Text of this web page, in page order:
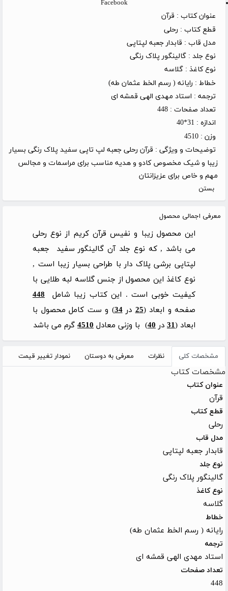
Facebook
عنوان کتاب : قرآن
قطع کتاب : رحلی
مدل قاب : قابدار جعبه لپتاپی
نوع جلد : گالینگور پلاک رنگی
نوع کاغذ : گلاسه
خطاط : رایانه ( رسم الخط عثمان طه)
ترجمه : استاد مهدی الهی قمشه ای
تعداد صفحات : 448
اندازه : 31*40
وزن : 4510
توضیحات و ویژگی : قرآن رحلی جعبه لپ تاپی سفید پلاک رنگی بسیار
زیبا و شیک مخصوص کادو و هدیه مناسب برای مراسمات و مجالس
مهم و خاص برای عزیزانتان
بستن
معرفی اجمالی محصول
این محصول زیبا و نفیس قرآن کریم از نوع رحلی
می باشد , که نوع جلد آن گالینگور سفید جعبه
لپتاپی برشی پلاک دار با طراحی بسیار زیبا است ,
نوع کاغذ این محصول از جنس گلاسه لبه طلایی با
کیفیت خوبی است . این کتاب زیبا شامل 448
صفحه و ابعاد (25در34) و ست کامل محصول با
ابعاد (31 در 40) با وزنی معادل 4510 گرم می باشد
مشخصات کلی نظرات معرفی به دوستان نمودار تغییر قیمت
مشخصات کتاب
عنوان کتاب
قرآن
قطع کتاب
رحلی
مدل قاب
قابدار جعبه لپتاپی
نوع جلد
گالینگور پلاک رنگی
نوع کاغذ
گلاسه
خطاط
رایانه ( رسم الخط عثمان طه)
ترجمه
استاد مهدی الهی قمشه ای
تعداد صفحات
448